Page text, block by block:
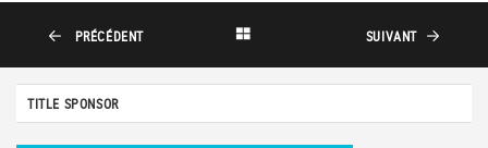
PRÉCÉDENT SUIVANT
TITLE SPONSOR